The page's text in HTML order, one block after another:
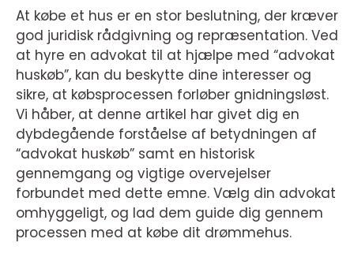
At købe et hus er en stor beslutning, der kræver
god juridisk rådgivning og repræsentation. Ved
at hyre en advokat til at hjælpe med “advokat
huskøb”, kan du beskytte dine interesser og
sikre, at købsprocessen forløber gnidningsløst.
Vi håber, at denne artikel har givet dig en
dybdegående forståelse af betydningen af
“advokat huskøb” samt en historisk
gennemgang og vigtige overvejelser
forbundet med dette emne. Vælg din advokat
omhyggeligt, og lad dem guide dig gennem
processen med at købe dit drømmehus.